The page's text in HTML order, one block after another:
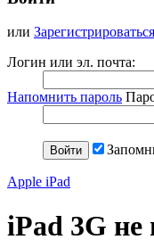
или Зарегистрироваться
Логин или эл. почта:
Напомнить пароль
Apple iPad
iPad 3G не